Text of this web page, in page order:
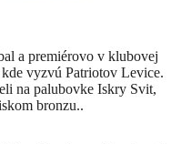
a premiérovo v klubovej
vyzvú Patriotov Levice.
na palubovke Iskry Svit,
bronzu..